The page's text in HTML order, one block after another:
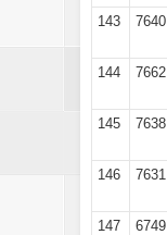
143
7640
144
7662
145
7638
146
7631
147
6749